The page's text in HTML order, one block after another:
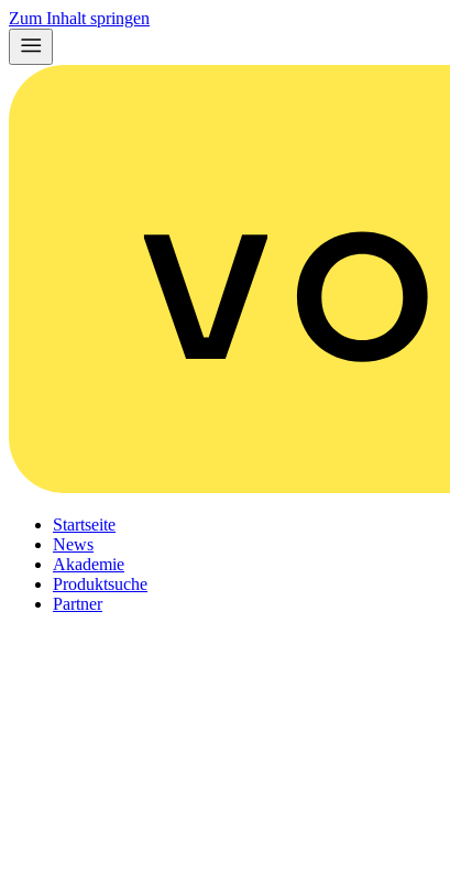
Zum Inhalt springen
Startseite
News
Akademie
Produktsuche
Partner